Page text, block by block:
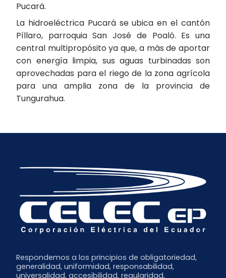
Pucará.
La hidroeléctrica Pucará se ubica en el cantón
Píllaro, parroquia San José de Poaló. Es una
central multipropósito ya que, a más de aportar
con energía limpia, sus aguas turbinadas son
aprovechadas para el riego de la zona agrícola
para una amplia zona de la provincia de
Tungurahua.
Respondemos a los principios de obligatoriedad,
generalidad, uniformidad, responsabilidad,
universalidad, accesibilidad, regularidad,